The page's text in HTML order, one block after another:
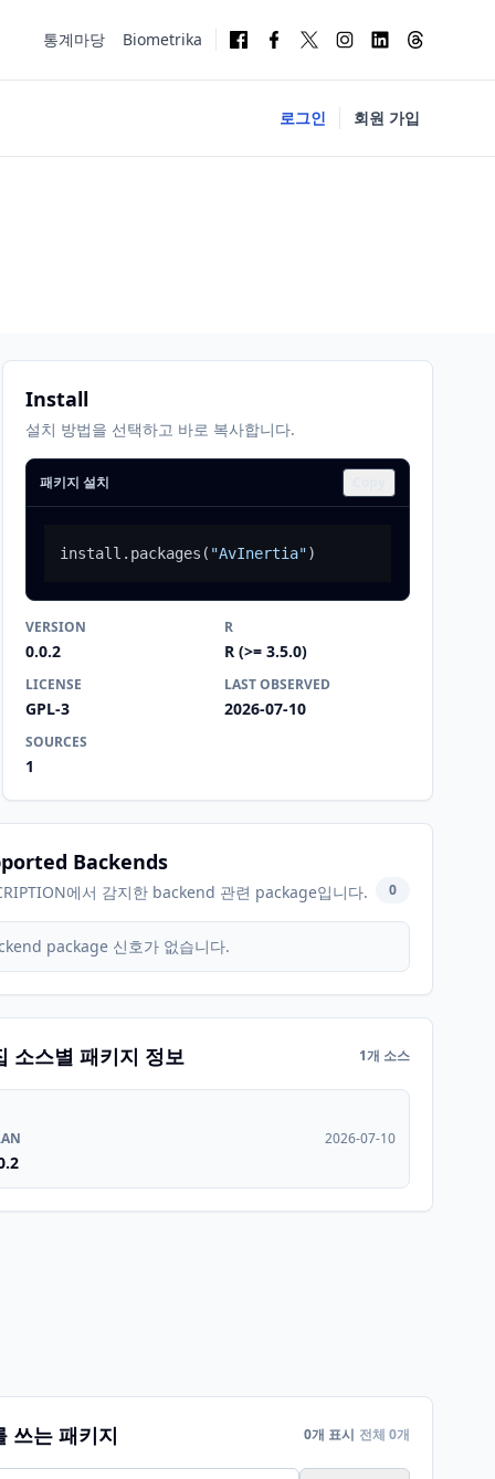
통계마당 Biometrika
로그인 회원 가입
Install
설치 방법을 선택하고 바로 복사합니다.
패키지 설치
install.packages ( "AvInertia")
VERSION
0.0.2
R
R (>= 3.5.0)
LICENSE
GPL-3
LAST OBSERVED
2026-07-10
SOURCES
1
Backends
에서 감지한 backend 관련 package입니다. 0
package 신호가 없습니다.
소스별 패키지 정보 1개 소스
2026-07-10
쓰는 패키지 0개 표시 전체 0개